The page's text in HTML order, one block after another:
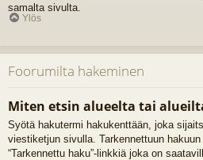
samalta sivulta.
Ylös
Foorumilta hakeminen
Miten etsin alueelta tai
Syötä hakutermi hakukenttään, joka
viestiketjun sivulla. Tarkennettuun
“Tarkennettu haku”-linkkiä joka on